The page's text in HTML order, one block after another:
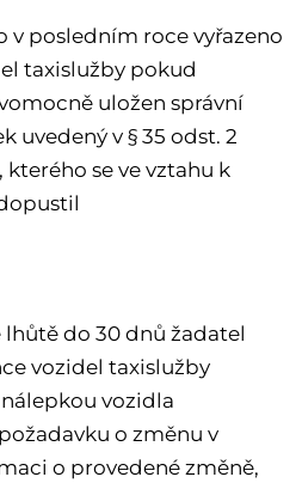
v posledním roce vyřazeno
taxislužby pokud
uložen správní
uvedený v § 35 odst. 2
se ve vztahu k
do 30 dnů žadatel
vozidel taxislužby
vozidla
o změnu v
o provedené změně,